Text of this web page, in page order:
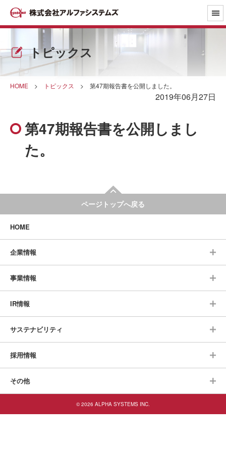
トピックス
HOME > トピックス > 第47期報告書を公開しました。
2019年06月27日
第47期報告書を公開しまし
た。
ページトップへ戻る
HOME
企業情報
事業情報
IR情報
サステナビリティ
採用情報
その他
© 2026 ALPHA SYSTEMS INC.